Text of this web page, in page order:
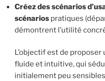
Créez des scénarios
scénarios pratiques
démontrent l’utilité
L’objectif est de proposer
fluide et intuitive, qui
initialement peu